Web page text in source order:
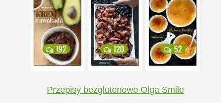
Przepisy bezglutenowe Olga Smile